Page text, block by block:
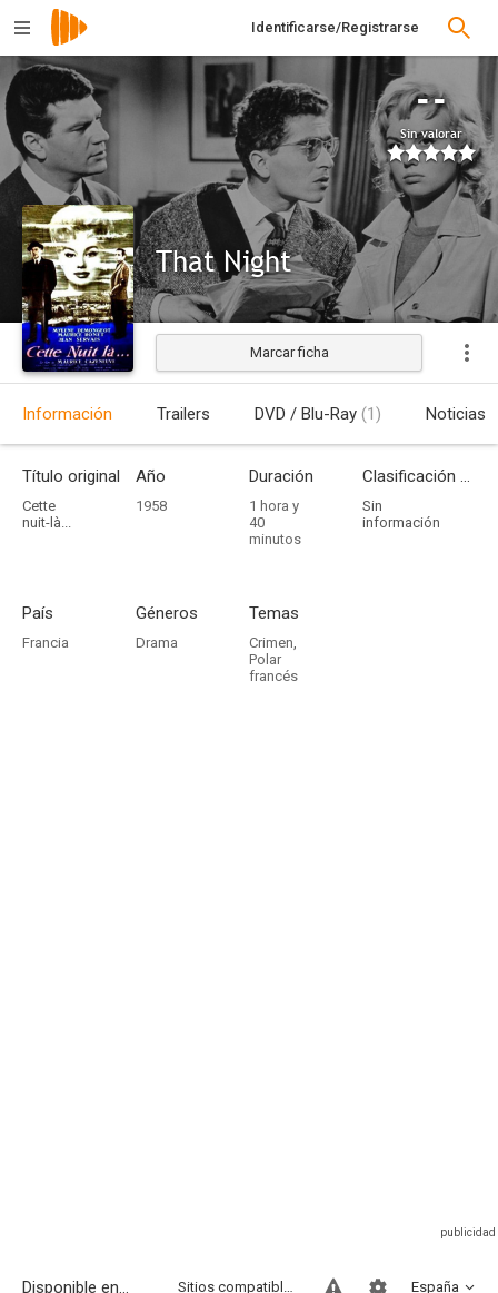
Identificarse/Registrarse
--
Sin valorar
That Night
Estrenada
Marcar ficha
Información Trailers DVD / Blu-Ray (1) Noticias
Título original
Cette
nuit-là...
Año
1958
Duración
1 hora y
40
minutos
Clasificación por edades
Sin
información
País
Francia
Géneros
Drama
Temas
Crimen,
Polar
francés
Disponible en... España
Sitios compatibles